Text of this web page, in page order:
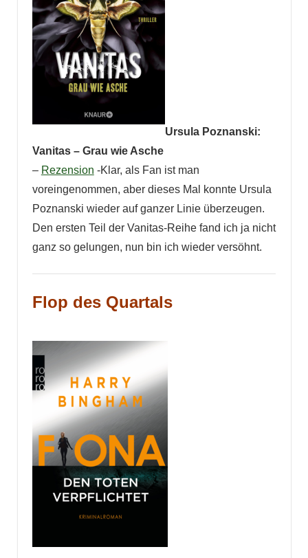
Ursula Poznanski:
Vanitas – Grau wie Asche
– Rezension -Klar, als Fan ist man
voreingenommen, aber dieses Mal konnte Ursula
Poznanski wieder auf ganzer Linie überzeugen.
Den ersten Teil der Vanitas-Reihe fand ich ja nicht
ganz so gelungen, nun bin ich wieder versöhnt.
Flop des Quartals